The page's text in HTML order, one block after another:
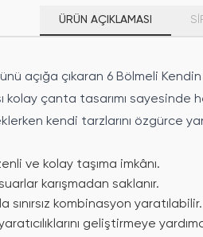
ÜRÜN AÇIKLAMASI
açığa çıkaran 6 Bölmeli
çanta tasarımı sayesinde
kendi tarzlarını özgürce
ve kolay taşıma imkânı.
karışmadan saklanır.
kombinasyon yaratılabilir.
geliştirmeye